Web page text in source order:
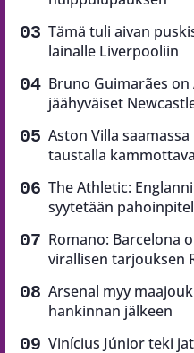
Tämä tuli aivan
lainalle Liverpooliin
Bruno Guimarães
jäähyväiset
Aston Villa
taustalla
The Athletic:
syytetään
Romano: Barcelona
virallisen tarjouksen
Arsenal myy
hankinnan jälkeen
Vinícius Júnior teki